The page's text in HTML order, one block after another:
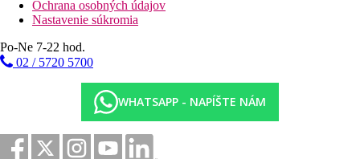
Ochrana osobných údajov
Nastavenie súkromia
Po-Ne 7-22 hod.
02 / 5720 5700
WHATSAPP - NAPÍŠTE NÁM